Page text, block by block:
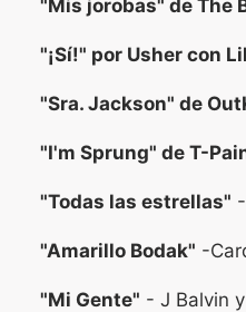
"Mis jorobas" de The
"¡Sí!" por Usher con
"Sra. Jackson" de
"I'm Sprung" de T-
"Todas las estrellas"
"Amarillo Bodak" -
"Mi Gente" - J Balvin